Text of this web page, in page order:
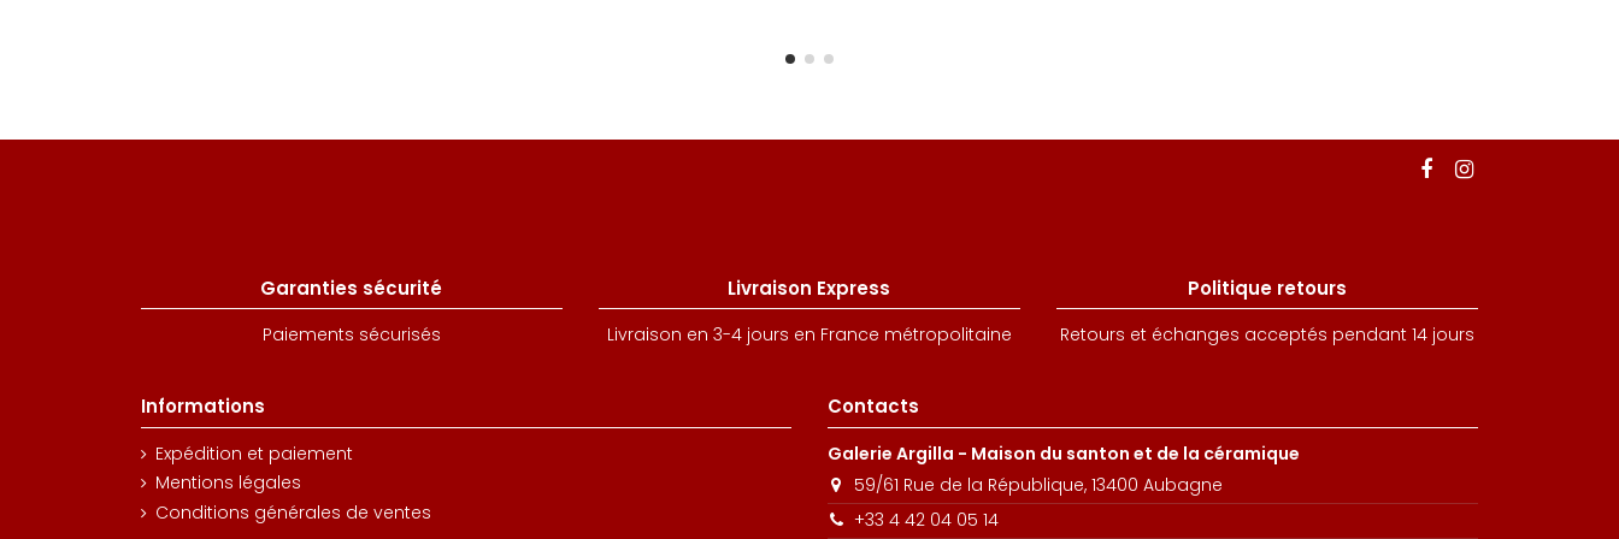
Garanties sécurité
Paiements sécurisés
Livraison Express
Livraison en 3-4 jours en France métropolitaine
Politique retours
Retours et échanges acceptés pendant 14 jours
Informations
Expédition et paiement
Mentions légales
Conditions générales de ventes
Contacts
Galerie Argilla - Maison du santon et de la céramique
59/61 Rue de la République, 13400 Aubagne
+33 4 42 04 05 14